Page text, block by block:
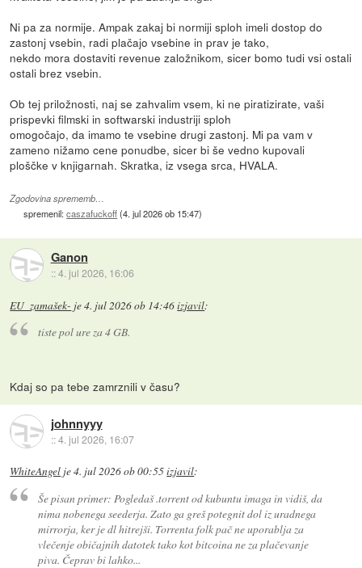
Ni pa za normije. Ampak zakaj bi normiji sploh imeli dostop do
zastonj vsebin, radi plačajo vsebine in prav je tako,
nekdo mora dostaviti revenue založnikom, sicer bomo tudi vsi ostali
ostali brez vsebin.
Ob tej priložnosti, naj se zahvalim vsem, ki ne piratizirate, vaši
prispevki filmski in softwarski industriji sploh
omogočajo, da imamo te vsebine drugi zastonj. Mi pa vam v
zameno nižamo cene ponudbe, sicer bi še vedno kupovali
ploščke v knjigarnah. Skratka, iz vsega srca, HVALA.
Zgodovina sprememb…
spremenil:caszafuckoff(4. jul 2026 ob 15:47)
Ganon
::4. jul 2026, 16:06
EU_zamašek- je4. jul 2026 ob 14:46izjavil:
tiste pol ure za 4 GB.
Kdaj so pa tebe zamrznili v času?
johnnyyy
::4. jul 2026, 16:07
WhiteAngel je4. jul 2026 ob 00:55izjavil:
Še pisan primer: Pogledaš .torrent od kubuntu imaga in vidiš, da
nima nobenega seederja. Zato ga greš potegnit dol iz uradnega
mirrorja, ker je dl hitrejši. Torrenta folk pač ne uporablja za
vlečenje običajnih datotek tako kot bitcoina ne za plačevanje
piva. Čeprav bi lahko...